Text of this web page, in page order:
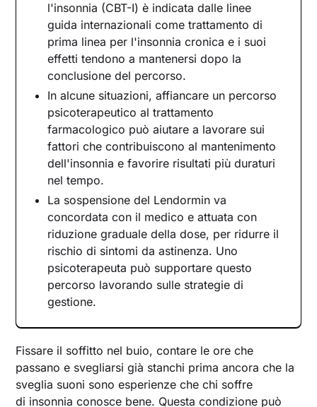
l'insonnia (CBT-I) è indicata dalle linee
guida internazionali come trattamento di
prima linea per l'insonnia cronica e i suoi
effetti tendono a mantenersi dopo la
conclusione del percorso.
In alcune situazioni, affiancare un percorso
psicoterapeutico al trattamento
farmacologico può aiutare a lavorare sui
fattori che contribuiscono al mantenimento
dell'insonnia e favorire risultati più duraturi
nel tempo.
La sospensione del Lendormin va
concordata con il medico e attuata con
riduzione graduale della dose, per ridurre il
rischio di sintomi da astinenza. Uno
psicoterapeuta può supportare questo
percorso lavorando sulle strategie di
gestione.
Fissare il soffitto nel buio, contare le ore che
passano e svegliarsi già stanchi prima ancora che la
sveglia suoni sono esperienze che chi soffre
di insonnia conosce bene. Questa condizione può